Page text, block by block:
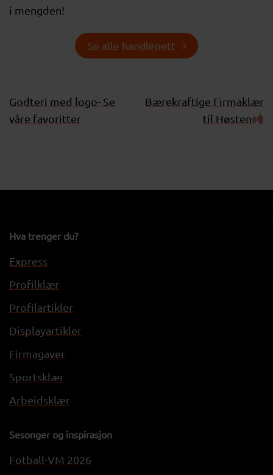
i mengden!
Se alle handlenett
Godteri med logo- Se
våre favoritter
Bærekraftige Firmaklær
til Høsten
Hva trenger du?
Express
Profilklær
Profilartikler
Displayartikler
Firmagaver
Sportsklær
Arbeidsklær
Sesonger og inspirasjon
Fotball-VM 2026